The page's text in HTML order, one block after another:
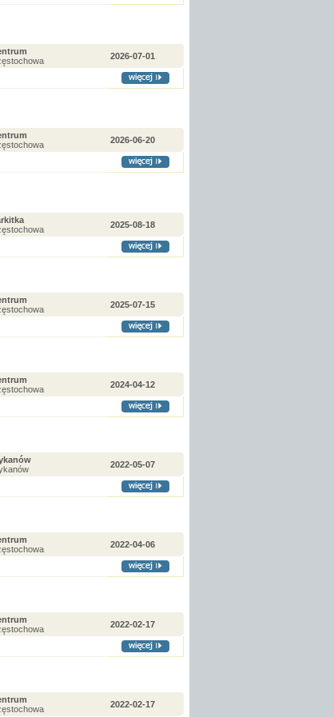
2026-07-01
2026-06-20
2025-08-18
2025-07-15
2024-04-12
2022-05-07
2022-04-06
2022-02-17
2022-02-17